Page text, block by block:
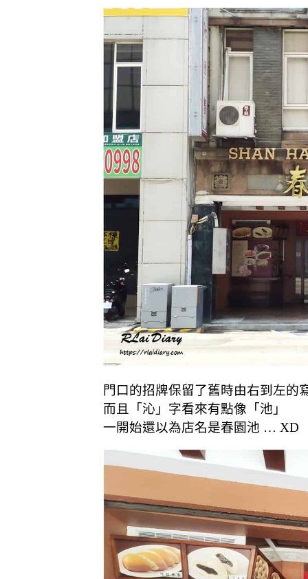
門口的招牌保留了舊時由右到左的
而且「沁」字看來有點像「池」
一開始還以為店名是春園池 … XD